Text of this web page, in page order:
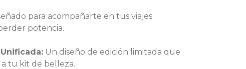
para acompañarte en tus viajes
potencia.
Un diseño de edición limitada que
tu kit de belleza.